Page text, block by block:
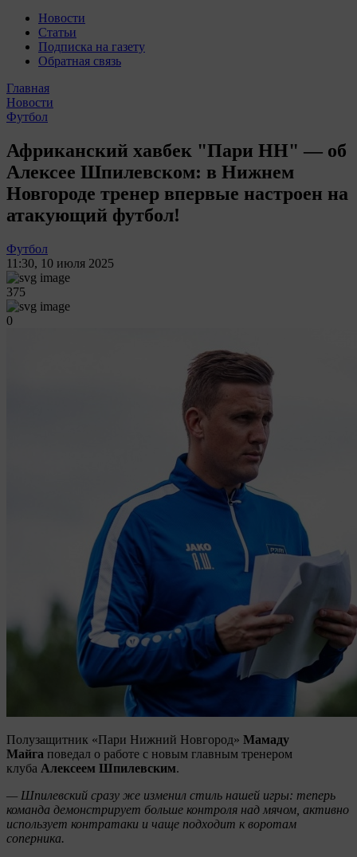
Новости
Статьи
Подписка на газету
Обратная связь
Главная
Новости
Футбол
Африканский хавбек "Пари НН" — об
Алексее Шпилевском: в Нижнем
Новгороде тренер впервые настроен на
атакующий футбол!
Футбол
11:30, 10 июля 2025
375
0
Полузащитник «Пари Нижний Новгород» Мамаду
Майга поведал о работе с новым главным тренером
клуба Алексеем Шпилевским.
— Шпилевский сразу же изменил стиль нашей игры: теперь
команда демонстрирует больше контроля над мячом, активно
использует контратаки и чаще подходит к воротам
соперника.